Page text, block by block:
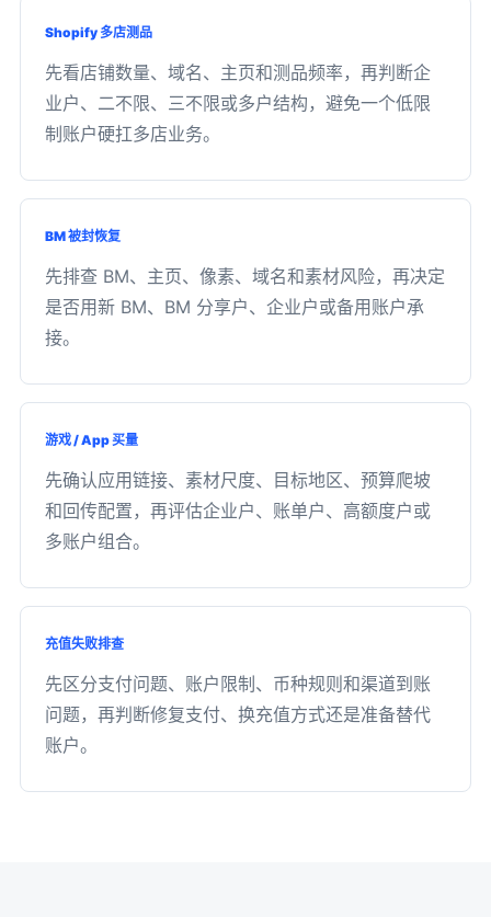
Shopify 多店测品
先看店铺数量、域名、主页和测品频率，再判断企
业户、二不限、三不限或多户结构，避免一个低限
制账户硬扛多店业务。
BM 被封恢复
先排查 BM、主页、像素、域名和素材风险，再决定
是否用新 BM、BM 分享户、企业户或备用账户承
接。
游戏 / App 买量
先确认应用链接、素材尺度、目标地区、预算爬坡
和回传配置，再评估企业户、账单户、高额度户或
多账户组合。
充值失败排查
先区分支付问题、账户限制、币种规则和渠道到账
问题，再判断修复支付、换充值方式还是准备替代
账户。